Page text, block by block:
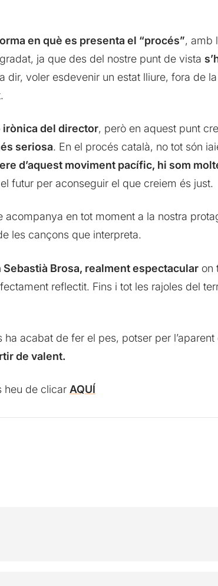
en què es presenta el “procés”, amb
ja que des del nostre punt de vista
dir, voler esdevenir un estat lliure, fora de
irònica del director, però en aquest punt
seriosa. En el procés català, no tot són
d’aquest moviment pacífic, hi som
futur per aconseguir el que creiem és just.
acompanya en tot moment a la nostra
les cançons que interpreta.
Brosa, realment espectacularon
reflectit. Fins i tot les rajoles del
acabat de fer el pes, potser per
de valent.
heu de clicar AQUÍ